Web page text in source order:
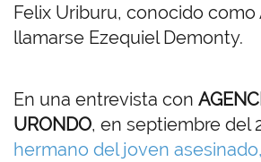
Felix Uriburu, conocido como
llamarse Ezequiel Demonty.
En una entrevista con
URONDO, en septiembre del
hermano del joven